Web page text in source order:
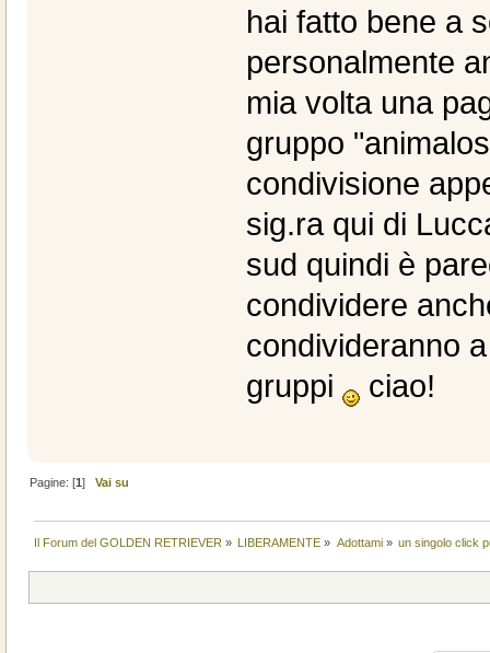
hai fatto bene a
personalmente
mia volta una
gruppo
condivisione
sig.ra qui di
sud quindi è
condividere
condivideranno
gruppi
ciao!
Pagine: [1]Vai su
Il Forum del GOLDEN RETRIEVER » LIBERAMENTE » Adottami» un singolo click